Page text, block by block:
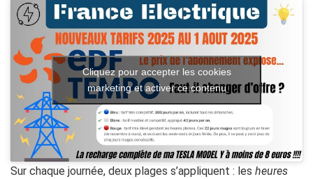
Cliquez pour accepter les cookies
marketing et activer ce contenu
Sur chaque journée, deux plages s’appliquent : les heures